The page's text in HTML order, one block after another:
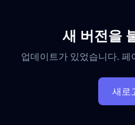
새 버전을
업데이트가 있었습니다.
새로